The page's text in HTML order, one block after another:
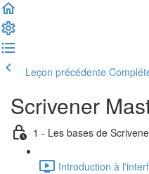
Leçon précédente
Scrivener
1 - Les bases de
Introduction à